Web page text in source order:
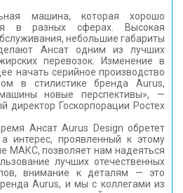
машина, которая хорошо
в разных сферах. Высокая
небольшие габариты
Ансат одним из лучших
перевозок. Изменение в
начать серийное производство
в стилистике бренда Aurus,
новые перспективы», —
директор Госкорпорации Ростех
Ансат Aurus Design обретет
а интерес, проявленный к этому
МАКС, позволяет нам надеяться
лучших отечественных
внимание к деталям — это
Aurus, и мы с коллегами из